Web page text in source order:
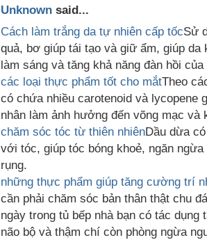
Unknown said...
Cách làm trắng da tự nhiên cấp tốcSử
quả, bơ giúp tái tạo và giữ ẩm, giúp da
làm sáng và tăng khả năng đàn hồi của
các loại thực phẩm tốt cho mắtTheo
có chứa nhiều carotenoid và lycopene
nhân làm ảnh hưởng đến võng mạc
chăm sóc tóc từ thiên nhiênDầu dừa
với tóc, giúp tóc bóng khoẻ, ngăn
rụng.
những thực phẩm giúp tăng cường trí
cần phải chăm sóc bản thân thật chu
ngày trong tủ bếp nhà bạn có tác
não bộ và thậm chí còn phòng ngừa